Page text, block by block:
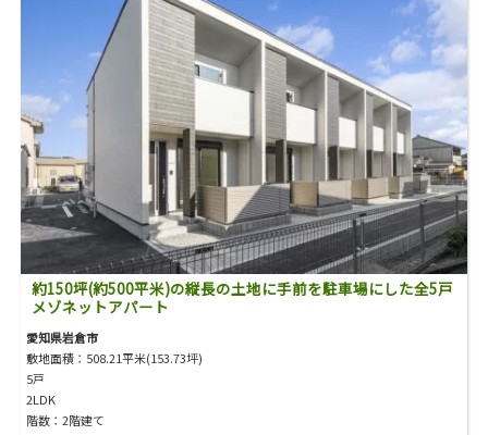
約150坪(約500平米)の縦長の土地に手前を駐車場にした全5戸
メゾネットアパート
愛知県岩倉市
敷地面積：508.21平米(153.73坪)
5戸
2LDK
階数：2階建て